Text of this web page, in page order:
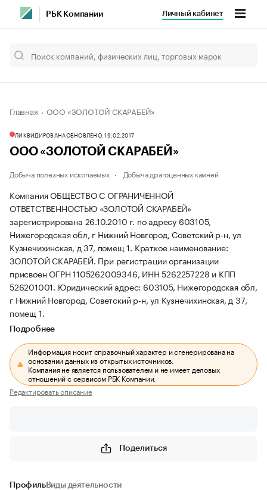
РБК Компании Личный кабинет
Главная ООО «ЗОЛОТОЙ СКАРАБЕЙ»
ЛИКВИДИРОВАНАОБНОВЛЕНО, 19.02.2017
ООО «ЗОЛОТОЙ СКАРАБЕЙ»
Добыча полезных ископаемых Добыча драгоценных камней
Компания ОБЩЕСТВО С ОГРАНИЧЕННОЙ
ОТВЕТСТВЕННОСТЬЮ «ЗОЛОТОЙ СКАРАБЕЙ»
зарегистрирована 26.10.2010 г. по адресу 603105,
Нижегородская обл, г Нижний Новгород, Советский р-н, ул
Кузнечихинская, д 37, помещ 1. Краткое наименование:
ЗОЛОТОЙ СКАРАБЕЙ. При регистрации организации
присвоен ОГРН 1105262009346, ИНН 5262257228 и КПП
526201001. Юридический адрес: 603105, Нижегородская обл,
г Нижний Новгород, Советский р-н, ул Кузнечихинская, д 37,
помещ 1.
Подробнее
Информация носит справочный характер и сгенерирована на
основании данных из открытых источников.
Компания не является пользователем и не имеет деловых
отношений с сервисом РБК Компании.
Редактировать описание
Поделиться
ПрофильВиды деятельности